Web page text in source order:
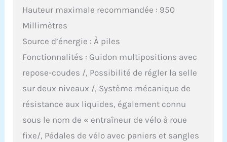
Hauteur maximale recommandée : 950
Millimètres
Source d’énergie : À piles
Fonctionnalités : Guidon multipositions avec
repose-coudes /, Possibilité de régler la selle
sur deux niveaux /, Système mécanique de
résistance aux liquides, également connu
sous le nom de « entraîneur de vélo à roue
fixe/, Pédales de vélo avec paniers et sangles